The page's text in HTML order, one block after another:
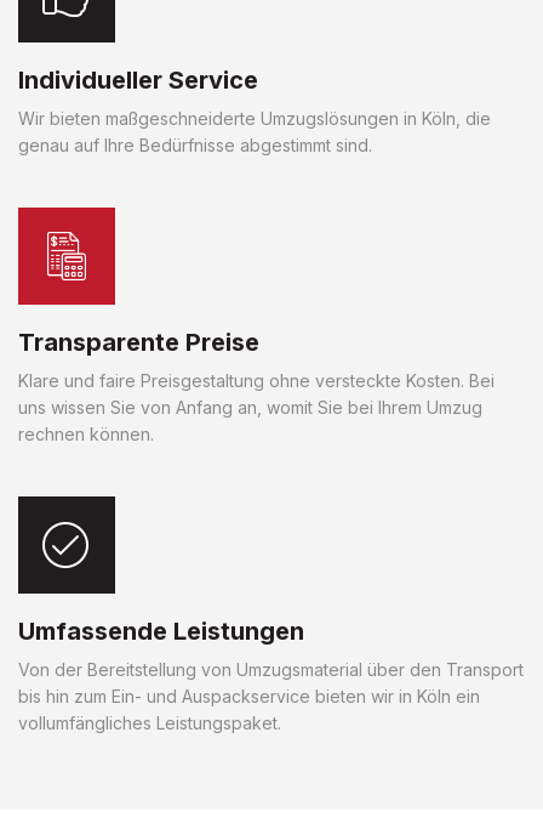
Individueller Service
Wir bieten maßgeschneiderte Umzugslösungen in Köln, die
genau auf Ihre Bedürfnisse abgestimmt sind.
Transparente Preise
Klare und faire Preisgestaltung ohne versteckte Kosten. Bei
uns wissen Sie von Anfang an, womit Sie bei Ihrem Umzug
rechnen können.
Umfassende Leistungen
Von der Bereitstellung von Umzugsmaterial über den Transport
bis hin zum Ein- und Auspackservice bieten wir in Köln ein
vollumfängliches Leistungspaket.